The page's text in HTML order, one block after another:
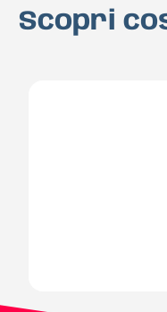
Scopri